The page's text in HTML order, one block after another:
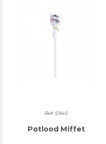
Ref: 5940
Potlood Miffet